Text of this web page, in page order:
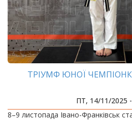
ТРІУМФ ЮНОЇ
ПТ, 14/11/2025
8–9 листопада Івано-Франківськ